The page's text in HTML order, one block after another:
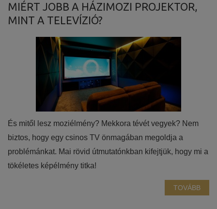
MIÉRT JOBB A HÁZIMOZI PROJEKTOR,
MINT A TELEVÍZIÓ?
És mitől lesz moziélmény? Mekkora tévét vegyek? Nem
biztos, hogy egy csinos TV önmagában megoldja a
problémánkat. Mai rövid útmutatónkban kifejtjük, hogy mi a
tökéletes képélmény titka!
TOVÁBB